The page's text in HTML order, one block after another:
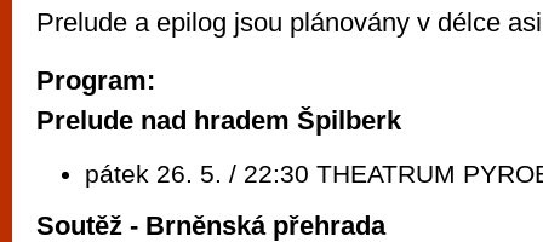
Prelude a epilog jsou plánovány v délce
Program:
Prelude nad hradem Špilberk
pátek 26. 5. / 22:30 THEATRUM
Soutěž - Brněnská přehrada